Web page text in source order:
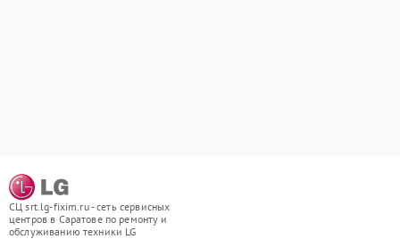
СЦ srt.lg-fixim.ru - сеть сервисных
центров в Саратове по ремонту и
обслуживанию техники LG